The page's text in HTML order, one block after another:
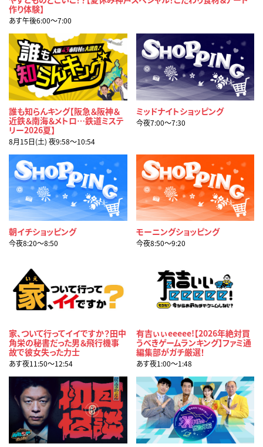
作り体験】
あす午後6:00〜7:00
誰も知らんキング【阪急＆阪神＆
近鉄＆南海＆メトロ…鉄道ミステ
リー2026夏】
8月15日(土) 夜9:58〜10:54
ミッドナイトショッピング
今夜7:00〜7:30
朝イチショッピング
今夜8:20〜8:50
モーニングショッピング
今夜8:50〜9:20
家、ついて行ってイイですか？田中
角栄の秘書だった男＆飛行機事
故で彼女失った力士
あす夜11:50〜12:54
有吉ぃぃeeeee!【2026年絶対買
うべきゲームランキング】ファミ通
編集部がガチ厳選！
あす夜1:00〜1:48